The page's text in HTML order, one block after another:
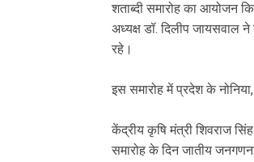
शताब्दी समारोह का आयोजन
अध्यक्ष डॉ. दिलीप जायसवाल
रहे।
इस समारोह में प्रदेश के
केंद्रीय कृषि मंत्री शिवराज
समारोह के दिन जातीय